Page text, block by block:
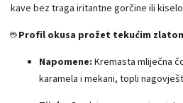
kave bez traga iritantne gorčine ili
☕Profil okusa prožet tekućim
Napomene: Kremasta mliječna
karamela i mekani, topli